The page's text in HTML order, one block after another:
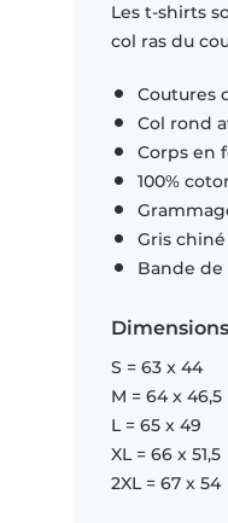
Les t-shirts
col ras du
Coutures
Col rond
Corps en
100%
Gris
Bande
S = 63 x 44
M = 64 x 46,5
L = 65 x 49
XL = 66 x 51,5
2XL = 67 x 54